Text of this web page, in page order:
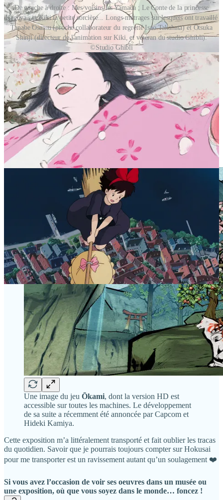
De gauche à droite : Mes voisins les Yamada ; Le Conte de la princesse
Kaguya ; et Kiki la petite sorcière... Longs-métrages sur lesquels ont travaillé
Tanabe Osamu (proche collaborateur du regretté Isao Takahata) et Otsuka
Shinji (directeur de l'animation sur Kiki, et vétéran du studio Ghibli).
©Studio Ghibli
L’influence d’Hokusai sur le manga et l’animation est indéniable,
mais à l’image de la fameuse
Grande Vague de Kanagawa
éclaboussé d’innombrables artistes à travers le temps. Comme les
peintres Renoir et Monet par exemple, ou plus récemment le célèbre
romancier Roger Zelazny qui a écrit le roman de SF :
24 vues du
Mont Fuji, par Hokusai
, pour lequel il a gagné le Prix Hugo en
1986… Et comment ne pas citer également le jeu vidéoŌkami
du
game designerHideki Kamiya sorti sur PS2 en 2006, et dont la
direction artistique a largement été inspirée par Hokusai et les autres
grands maîtres de l’
ukiyo-e
Une image du jeu Ōkami, dont la version HD est
accessible sur toutes les machines. Le développement
de sa suite a récemment été annoncée par Capcom et
Hideki Kamiya.
Cette exposition m’a littéralement transporté et fait oublier les tracas
du quotidien. Savoir que je pourrais toujours compter sur Hokusai
pour me transporter est un ravissement autant qu’un soulagement ❤️
Si vous avez l’occasion de voir ses oeuvres dans un musée ou
une exposition, où que vous soyez dans le monde… foncez !